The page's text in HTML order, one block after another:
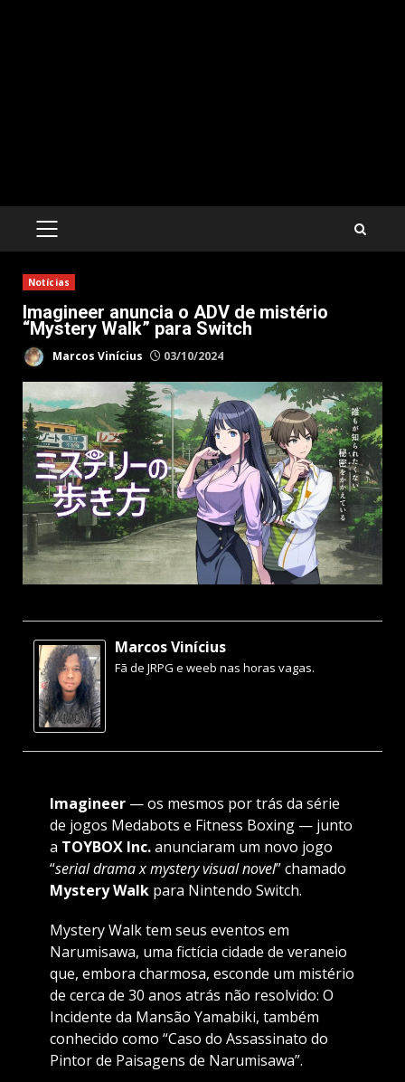
PRIMARY
Notícias
Imagineer anuncia o ADV de mistério
“Mystery Walk” para Switch
Marcos Vinícius 03/10/2024
Marcos Vinícius
Fã de JRPG e weeb nas horas vagas.
Imagineer— os mesmos por trás da série
de jogos Medabots e Fitness Boxing — junto
a TOYBOX Inc.anunciaram um novo jogo
“serial drama x mystery visual novel” chamado
Mystery Walk para Nintendo Switch.
Mystery Walk tem seus eventos em
Narumisawa, uma fictícia cidade de veraneio
que, embora charmosa, esconde um mistério
de cerca de 30 anos atrás não resolvido: O
Incidente da Mansão Yamabiki, também
conhecido como “Caso do Assassinato do
Pintor de Paisagens de Narumisawa”.